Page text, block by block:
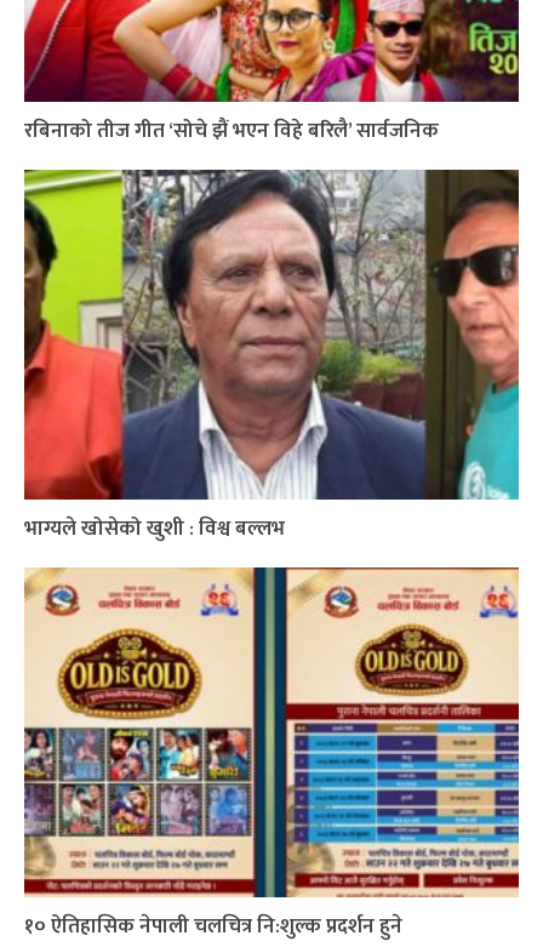
रबिनाको तीज गीत ‘सोचे झैं भएन विहे बरिलै’ सार्वजनिक
भाग्यले खोसेको खुशी : विश्व बल्लभ
१० ऐतिहासिक नेपाली चलचित्र नि:शुल्क प्रदर्शन हुने